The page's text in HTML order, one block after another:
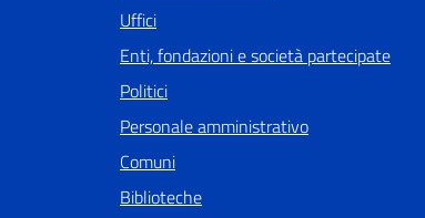
Uffici
Enti, fondazioni e società partecipate
Politici
Personale amministrativo
Comuni
Biblioteche